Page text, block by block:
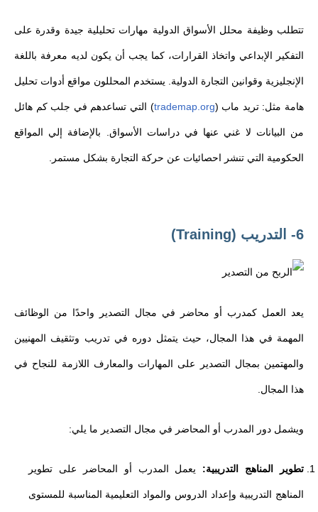
تتطلب وظيفة محلل الأسواق الدولية مهارات تحليلية جيدة وقدرة على
التفكير الإبداعي واتخاذ القرارات، كما يجب أن يكون لديه معرفة باللغة
الإنجليزية وقوانين التجارة الدولية. يستخدم المحللون مواقع أدوات تحليل
هامة مثل: تريد ماب (trademap.org) التي تساعدهم في جلب كم هائل
من البيانات لا غني عنها في دراسات الأسواق. بالإضافة إلي المواقع
الحكومية التي تنشر احصائيات عن حركة التجارة بشكل مستمر.
6- التدريب (Training)
يعد العمل كمدرب أو محاضر في مجال التصدير واحدًا من الوظائف
المهمة في هذا المجال، حيث يتمثل دوره في تدريب وتثقيف المهنيين
والمهتمين بمجال التصدير على المهارات والمعارف اللازمة للنجاح في
هذا المجال.
ويشمل دور المدرب أو المحاضر في مجال التصدير ما يلي:
تطوير المناهج التدريبية: يعمل المدرب أو المحاضر على تطوير
المناهج التدريبية وإعداد الدروس والمواد التعليمية المناسبة للمستوى